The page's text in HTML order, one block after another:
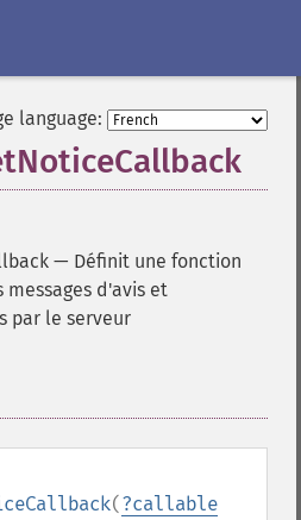
language:
— Définit une fonction
d'avis et
par le serveur
(?callable